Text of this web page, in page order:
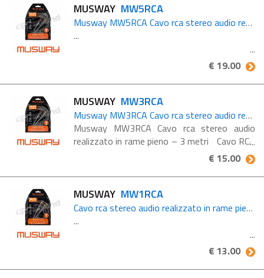
MUSWAY MW5RCA
Musway MW5RCA Cavo rca stereo audio realizzato in rame pieno – 5 metri
...
€ 19.00
MUSWAY MW3RCA
Musway MW3RCA Cavo rca stereo audio realizzato in rame pieno – 3 metri
Musway MW3RCA Cavo rca stereo audio
realizzato in rame pieno – 3 metri Cavo RCA
stereo per auto, lunghezza 3 metri, in rame
massiccio altamente conduttivo (99,9% OFC)
€ 15.00
MUSWAY MW1RCA
Cavo rca stereo audio realizzato in rame pieno – 1 metro
...
€ 13.00